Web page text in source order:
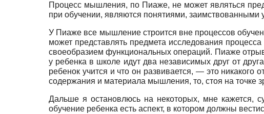
Процесс мышления, по Пиаже, не может являться
при обучении, являются понятиями, заимствованными
У Пиаже все мышление строится вне процессов
может представлять предмета исследования
своеобразием функциональных операций. Пиаже
у ребенка в школе идут два независимых друг от
ребенок учится и что он развивается, — это никакого
содержания и материала мышления, то, стоя на точке
Дальше я остановлюсь на некоторых, мне кажется,
обучение ребенка есть аспект, в котором должны